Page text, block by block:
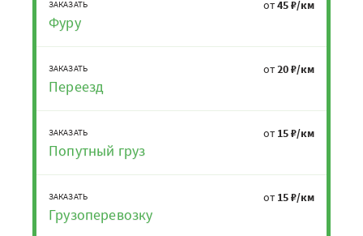
ЗАКАЗАТЬ
Фуру
от45 ₽/км
ЗАКАЗАТЬ
Переезд
от20 ₽/км
ЗАКАЗАТЬ
Попутный груз
от 15 ₽/км
ЗАКАЗАТЬ
Грузоперевозку
от 15 ₽/км